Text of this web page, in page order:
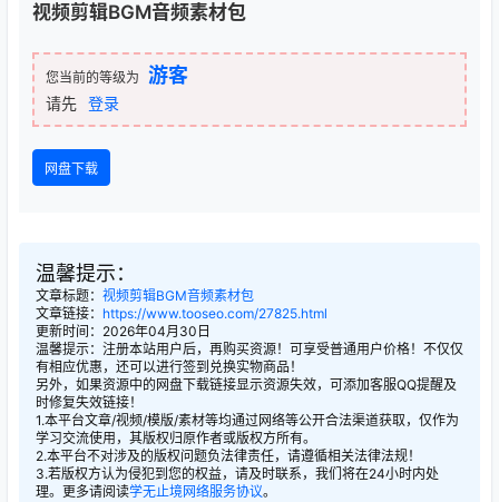
视频剪辑BGM音频素材包
您当前的等级为 游客
请先 登录
网盘下载
温馨提示：
文章标题： 视频剪辑BGM音频素材包
文章链接： https://www.tooseo.com/27825.html
更新时间：2026年04月30日
温馨提示：注册本站用户后，再购买资源！可享受普通用户价格！不仅仅
有相应优惠，还可以进行签到兑换实物商品！
另外，如果资源中的网盘下载链接显示资源失效，可添加客服QQ提醒及
时修复失效链接！
1.本平台文章/视频/模版/素材等均通过网络等公开合法渠道获取，仅作为
学习交流使用，其版权归原作者或版权方所有。
2.本平台不对涉及的版权问题负法律责任，请遵循相关法律法规！
3.若版权方认为侵犯到您的权益，请及时联系，我们将在24小时内处
理。更多请阅读学无止境网络服务协议。